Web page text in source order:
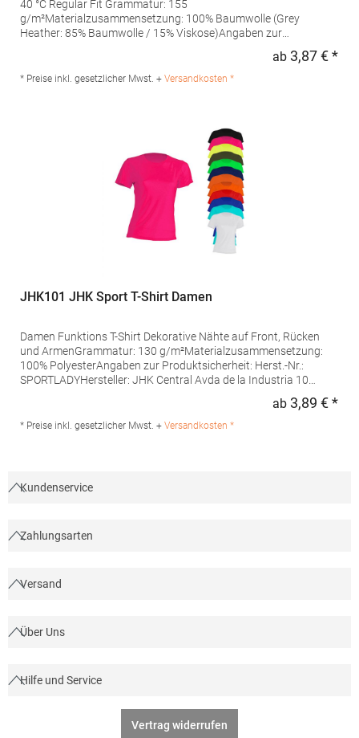
40 °C Regular Fit Grammatur: 155
g/m²Materialzusammensetzung: 100% Baumwolle (Grey
Heather: 85% Baumwolle / 15% Viskose)Angaben zur
info@stedman.eu
ab 3,87 € *
* Preise inkl. gesetzlicher Mwst. + Versandkosten *
JHK101 JHK Sport T-Shirt Damen
Damen Funktions T-Shirt Dekorative Nähte auf Front, Rücken
und ArmenGrammatur: 130 g/m²Materialzusammensetzung:
100% PolyesterAngaben zur Produktsicherheit: Herst.-Nr.:
SPORTLADYHersteller: JHK Central Avda de la Industria 10
ab 3,89 € *
* Preise inkl. gesetzlicher Mwst. + Versandkosten *
Kundenservice
Zahlungsarten
Versand
Über Uns
Hilfe und Service
Vertrag widerrufen